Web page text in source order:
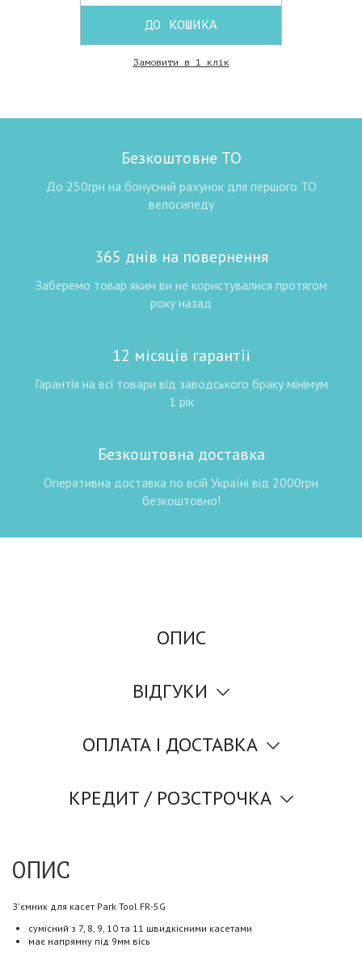
ДО КОШИКА
Замовити в 1 клік
Безкоштовне ТО
До 250грн на бонусний рахунок для першого ТО
велосипеду
365 днів на повернення
Заберемо товар яким ви не користувалися протягом
року назад
12 місяців гарантії
Гарантія на всі товари від заводського браку мінімум
1 рік
Безкоштовна доставка
Оперативна доставка по всій Україні від 2000грн
безкоштовно!
ОПИС
ВІДГУКИ
ОПЛАТА І ДОСТАВКА
КРЕДИТ / РОЗСТРОЧКА
ОПИС
З'ємник для касет Park Tool FR-5G
сумісний з 7, 8, 9, 10 та 11 швидкісними касетами
має напрямну під 9мм вісь